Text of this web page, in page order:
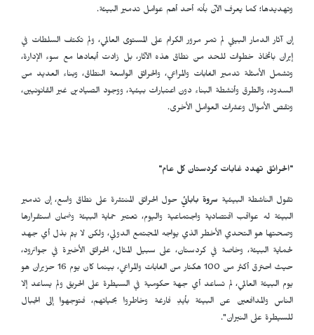
وتهديدها؛ كما يعرف الآن بأنه أحد أهم عوامل تدمير البيئة.
إن آثار الدمار البيئي لم تمر مرور الكرام على المستوى العالمي، ولم تكتف السلطات في
إيران باتخاذ خطوات للحد من نطاق هذه الآثار، بل زادت أبعادها مع سوء الإدارة،
وتشمل الأمثلة تدمير الغابات والمراعي، والحرائق الواسعة النطاق، وبناء العديد من
السدود، والطرق وأنشطة البناء دون اعتبارات بيئية، ووجود الصيادين غير القانونيين،
ونقص الأموال وعشرات العوامل الأخرى.
"الحرائق تهدد غابات كردستان كل عام"
تقول الناشطة البيئية سروة بابائي حول الحرائق المنتشرة على نطاق واسع، إن تدمير
البيئة له عواقب اقتصادية واجتماعية واليوم، تعتبر حماية البيئة وضمان استقرارها
وصحتها هو التحدي الأخطر الذي يواجه المجتمع الدولي، ولكن لا يتم بذل أي جهد
لحماية البيئة، وخاصة في كردستان، على سبيل المثال، الحرائق الأخيرة في جوانرود،
حيث احترق أكثر من 100 هكتار من الغابات والمراعي، بينما كان يوم 16 حزيران هو
يوم البيئة العالمي، لم تساعد أي جهة حكومية في السيطرة على الحريق ولم يساعد إلا
الناس والمدافعين عن البيئة بأيدٍ فارغة وخاطروا بحياتهم، فتوجهوا إلى الجبال
للسيطرة على النيران".